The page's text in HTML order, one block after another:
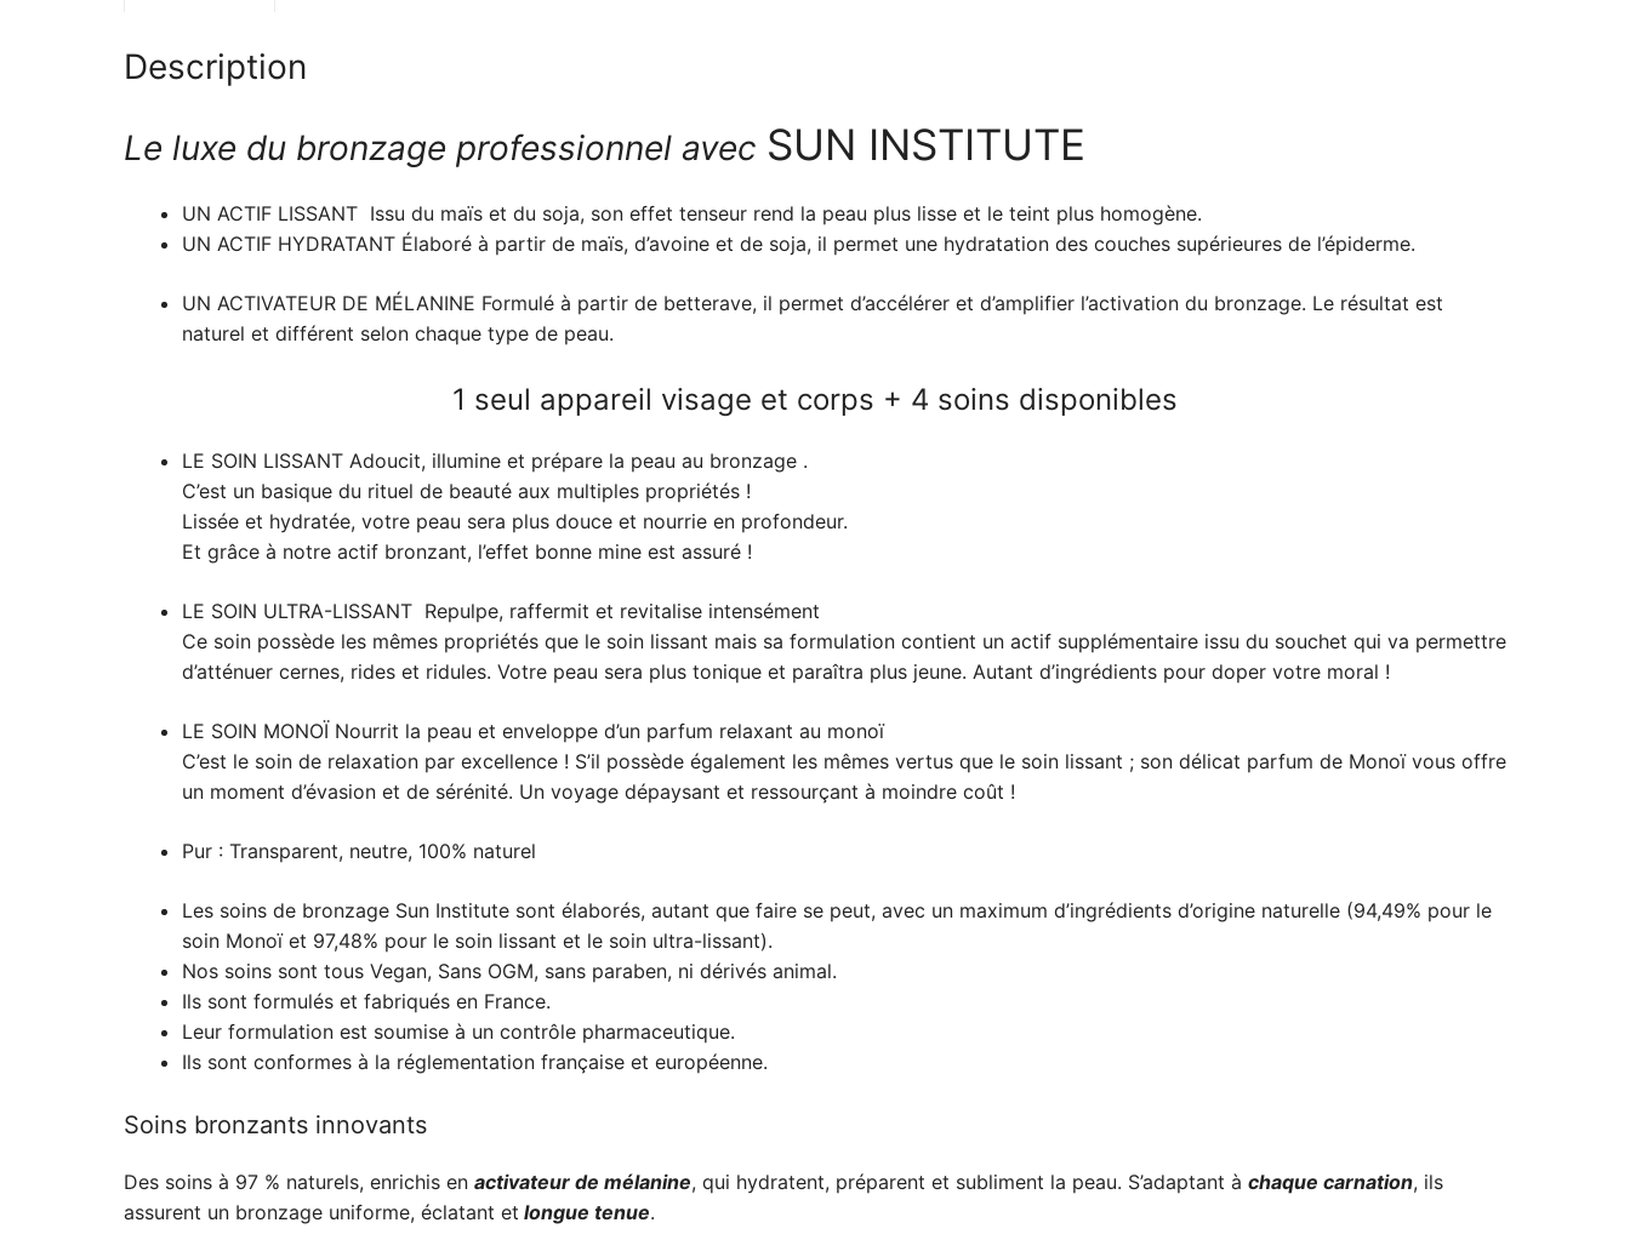
Description
Le luxe du bronzage professionnel avec SUN INSTITUTE
UN ACTIF LISSANT Issu du maïs et du soja, son effet tenseur rend la peau plus lisse et le teint plus homogène.
UN ACTIF HYDRATANT Élaboré à partir de maïs, d’avoine et de soja, il permet une hydratation des couches supérieures de l’épiderme.
UN ACTIVATEUR DE MÉLANINE Formulé à partir de betterave, il permet d’accélérer et d’amplifier l’activation du bronzage. Le résultat est
naturel et différent selon chaque type de peau.
1 seul appareil visage et corps + 4 soins disponibles
LE SOIN LISSANT Adoucit, illumine et prépare la peau au bronzage .
C’est un basique du rituel de beauté aux multiples propriétés !
Lissée et hydratée, votre peau sera plus douce et nourrie en profondeur.
Et grâce à notre actif bronzant, l’effet bonne mine est assuré !
LE SOIN ULTRA-LISSANT Repulpe, raffermit et revitalise intensément
Ce soin possède les mêmes propriétés que le soin lissant mais sa formulation contient un actif supplémentaire issu du souchet qui va permettre
d’atténuer cernes, rides et ridules. Votre peau sera plus tonique et paraîtra plus jeune. Autant d’ingrédients pour doper votre moral !
LE SOIN MONOÏ Nourrit la peau et enveloppe d’un parfum relaxant au monoï
C’est le soin de relaxation par excellence ! S’il possède également les mêmes vertus que le soin lissant ; son délicat parfum de Monoï vous offre
un moment d’évasion et de sérénité. Un voyage dépaysant et ressourçant à moindre coût !
Pur : Transparent, neutre, 100% naturel
Les soins de bronzage Sun Institute sont élaborés, autant que faire se peut, avec un maximum d’ingrédients d’origine naturelle (94,49% pour le
soin Monoï et 97,48% pour le soin lissant et le soin ultra-lissant).
Nos soins sont tous Vegan, Sans OGM, sans paraben, ni dérivés animal.
Ils sont formulés et fabriqués en France.
Leur formulation est soumise à un contrôle pharmaceutique.
Ils sont conformes à la réglementation française et européenne.
Soins bronzants innovants
Des soins à 97 % naturels, enrichis en activateur de mélanine, qui hydratent, préparent et subliment la peau. S’adaptant à chaque carnation, ils
assurent un bronzage uniforme, éclatant et longue tenue.